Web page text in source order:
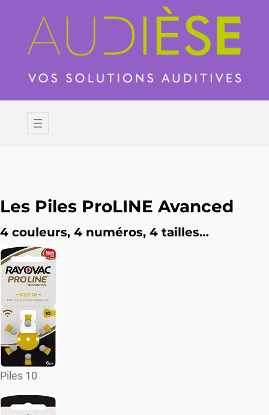
contenu
Les Piles ProLINE Avanced
4 couleurs, 4 numéros, 4 tailles…
Piles 10